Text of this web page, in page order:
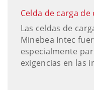
Celda de carga
Las celdas de
Minebea Intec
especialmente
exigencias en las